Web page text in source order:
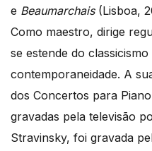
e Beaumarchais(Lisboa,
Como maestro, dirige
se estende do
contemporaneidade. A
dos Concertos para
gravadas pela televisão
Stravinsky, foi gravada